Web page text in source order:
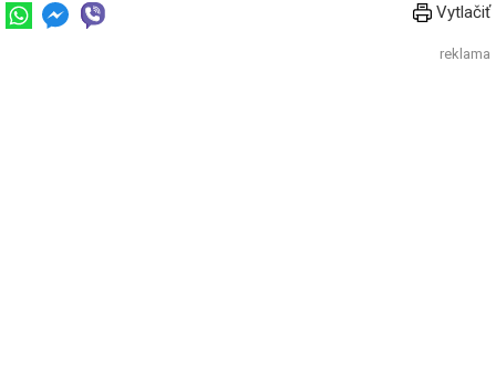
Vytlačiť
reklama